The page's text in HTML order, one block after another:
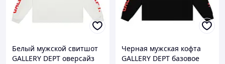
Белый мужской свитшот
GALLERY DEPT оверсайз
Черная мужская кофта
GALLERY DEPT базовое